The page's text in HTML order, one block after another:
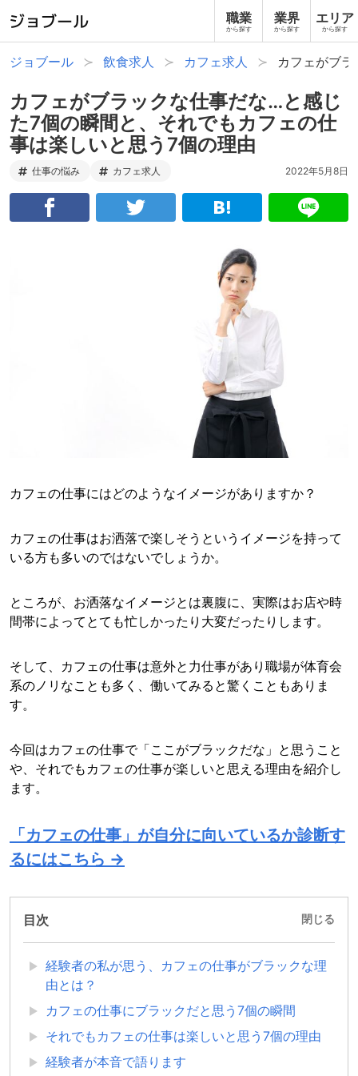
職業
から探す
業界
から探す
エリア
から探す
ジョブール 飲食求人 カフェ求人 カフェがブ
カフェがブラックな仕事だな…と感じ
た7個の瞬間と、それでもカフェの仕
事は楽しいと思う7個の理由
仕事の悩み カフェ求人 2022年5月8日
カフェの仕事にはどのようなイメージがありますか？
カフェの仕事はお洒落で楽しそうというイメージを持って
いる方も多いのではないでしょうか。
ところが、お洒落なイメージとは裏腹に、実際はお店や時
間帯によってとても忙しかったり大変だったりします。
そして、カフェの仕事は意外と力仕事があり職場が体育会
系のノリなことも多く、働いてみると驚くこともありま
す。
今回はカフェの仕事で「ここがブラックだな」と思うこと
や、それでもカフェの仕事が楽しいと思える理由を紹介し
ます。
「カフェの仕事」が自分に向いているか診断す
るにはこちら →
目次 閉じる
経験者の私が思う、カフェの仕事がブラックな理
由とは？
カフェの仕事にブラックだと思う7個の瞬間
それでもカフェの仕事は楽しいと思う7個の理由
経験者が本音で語ります